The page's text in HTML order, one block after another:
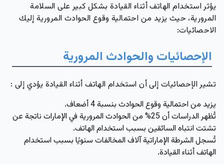
يؤثر استخدام الهاتف أثناء القيادة بشكل كبير على السلامة
المرورية، حيث يزيد من احتمالية وقوع الحوادث المرورية إليك
الاحصائيات:
الإحصائيات والحوادث المرورية
تشير الإحصائيات إلى أن استخدام الهاتف أثناء القيادة يؤدي إلى :
يزيد من احتمالية وقوع الحوادث بنسبة 4 أضعاف.
تُظهر الدراسات أن 25% من الحوادث المرورية في الإمارات ناتجة عن
تشتت انتباه السائقين بسبب استخدام الهاتف.
تُسجل الشرطة الإماراتية آلاف المخالفات سنويًا بسبب استخدام
الهاتف أثناء القيادة.